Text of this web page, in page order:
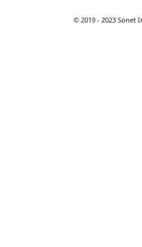
© 2019 - 2023 Sonet